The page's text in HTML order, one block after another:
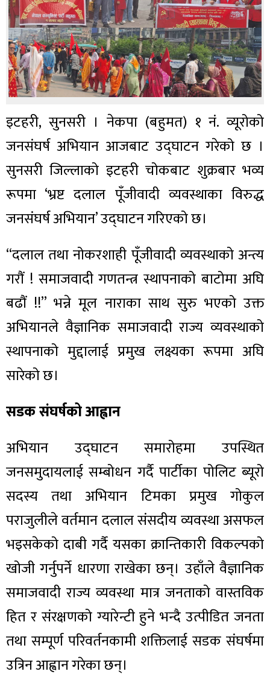
इटहरी, सुनसरी । नेकपा (बहुमत) १ नं. व्यूरोको
जनसंघर्ष अभियान आजबाट उद्घाटन गरेको छ ।
सुनसरी जिल्लाको इटहरी चोकबाट शुक्रबार भव्य
रूपमा ‘भ्रष्ट दलाल पूँजीवादी व्यवस्थाका विरुद्ध
जनसंघर्ष अभियान’ उद्घाटन गरिएको छ।
“दलाल तथा नोकरशाही पूँजीवादी व्यवस्थाको अन्त्य
गरौं ! समाजवादी गणतन्त्र स्थापनाको बाटोमा अघि
बढौं !!” भन्ने मूल नाराका साथ सुरु भएको उक्त
अभियानले वैज्ञानिक समाजवादी राज्य व्यवस्थाको
स्थापनाको मुद्दालाई प्रमुख लक्ष्यका रूपमा अघि
सारेको छ।
सडक संघर्षको आह्वान
अभियान उद्घाटन समारोहमा उपस्थित
जनसमुदायलाई सम्बोधन गर्दै पार्टीका पोलिट ब्यूरो
सदस्य तथा अभियान टिमका प्रमुख गोकुल
पराजुलीले वर्तमान दलाल संसदीय व्यवस्था असफल
भइसकेको दाबी गर्दै यसका क्रान्तिकारी विकल्पको
खोजी गर्नुपर्ने धारणा राखेका छन्। उहाँले वैज्ञानिक
समाजवादी राज्य व्यवस्था मात्र जनताको वास्तविक
हित र संरक्षणको ग्यारेन्टी हुने भन्दै उत्पीडित जनता
तथा सम्पूर्ण परिवर्तनकामी शक्तिलाई सडक संघर्षमा
उत्रिन आह्वान गरेका छन्।